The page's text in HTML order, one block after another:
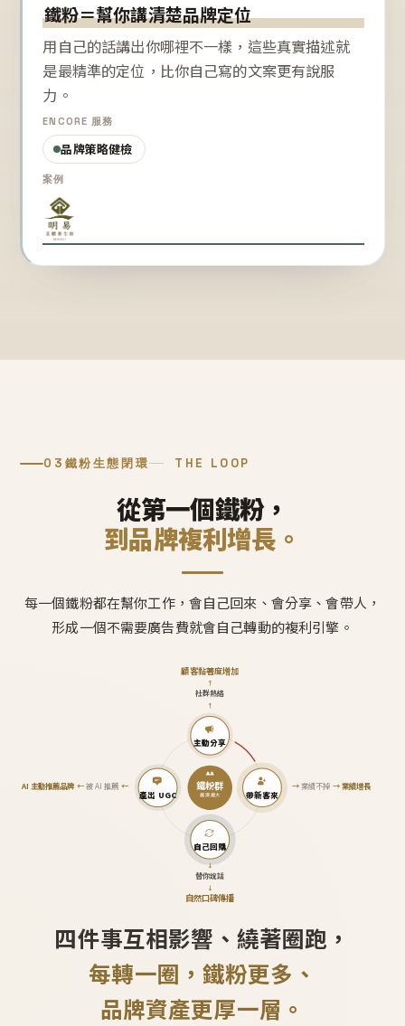
鐵粉＝幫你講清楚品牌定位
用自己的話講出你哪裡不一樣，這些真實描述就
是最精準的定位，比你自己寫的文案更有說服
力。
ENCORE 服務
品牌策略健檢
案例
03 鐵粉生態閉環 THE LOOP
從第一個鐵粉，
到品牌複利增長。
每一個鐵粉都在幫你工作，會自己回來、會分享、會帶人，
形成一個不需要廣告費就會自己轉動的複利引擎。
鐵粉群
越滾越大
主動分享
↑
社群熱絡
↑
顧客黏著度增加
帶新客來
→業績不掉 →業績增長
自己回購
↓
替你說話
↓
自然口碑傳播
產出 UGC
AI 主動推薦品牌←被 AI 推薦 ←
四件事互相影響、繞著圈跑，
每轉一圈，鐵粉更多、
品牌資產更厚一層。